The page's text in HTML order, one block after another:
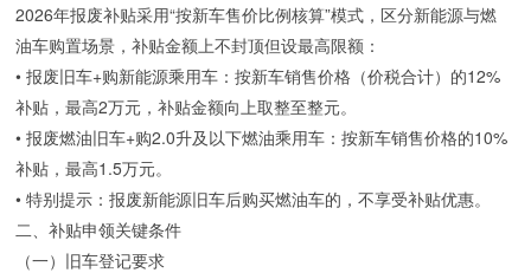
2026年报废补贴采用“按新车售价比例核算”模式，区分新能源与燃
油车购置场景，补贴金额上不封顶但设最高限额：
• 报废旧车+购新能源乘用车：按新车销售价格（价税合计）的12%
补贴，最高2万元，补贴金额向上取整至整元。
• 报废燃油旧车+购2.0升及以下燃油乘用车：按新车销售价格的10%
补贴，最高1.5万元。
• 特别提示：报废新能源旧车后购买燃油车的，不享受补贴优惠。
二、补贴申领关键条件
（一）旧车登记要求